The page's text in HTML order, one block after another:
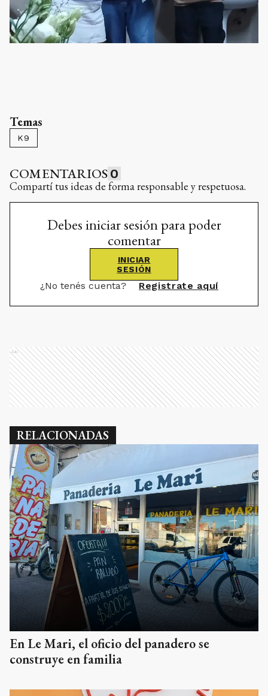
Temas
K9
COMENTARIOS 0
Compartí tus ideas de forma responsable y respetuosa.
Debes iniciar sesión para poder
comentar
INICIAR
SESIÓN
¿No tenés cuenta? Registrate aquí
Ads
RELACIONADAS
En Le Mari, el oficio del panadero se
construye en familia